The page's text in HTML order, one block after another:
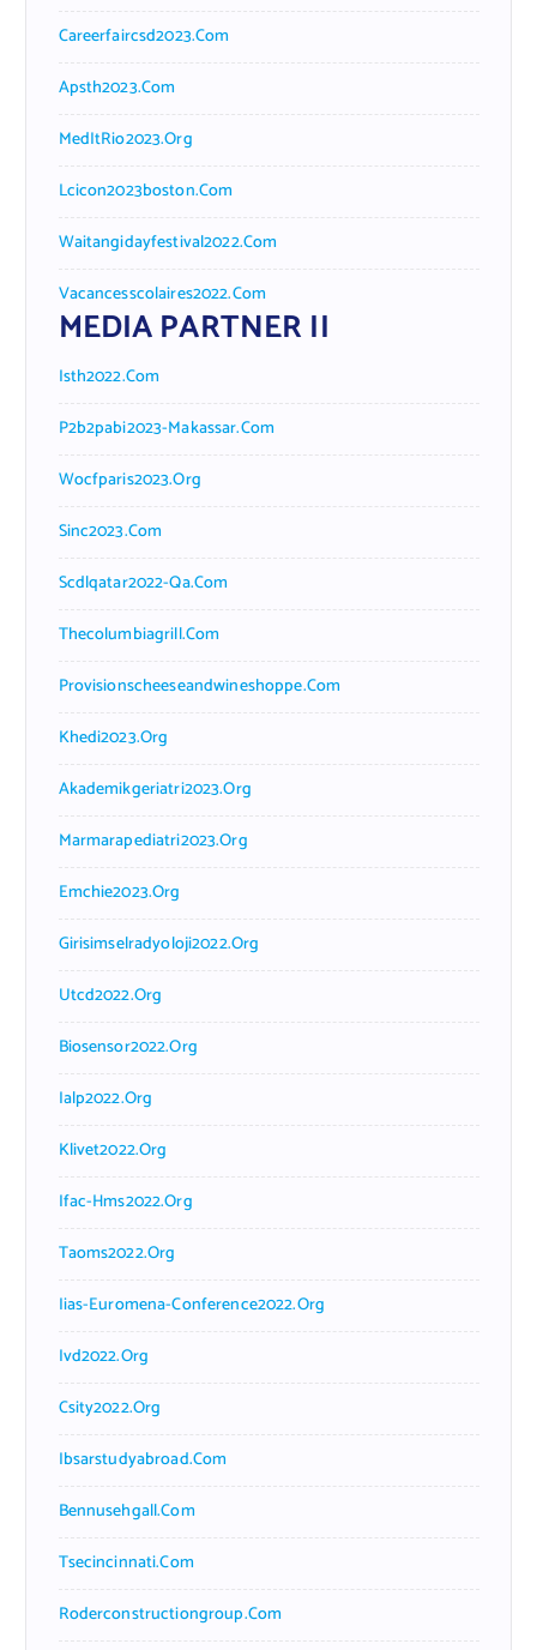
Careerfaircsd2023.com
Apsth2023.com
MedItRio2023.org
Lcicon2023boston.com
Waitangidayfestival2022.com
Vacancesscolaires2022.com
MEDIA PARTNER II
Isth2022.com
P2b2pabi2023-Makassar.com
Wocfparis2023.org
Sinc2023.com
Scdlqatar2022-Qa.com
Thecolumbiagrill.com
Provisionscheeseandwineshoppe.com
Khedi2023.org
Akademikgeriatri2023.org
Marmarapediatri2023.org
Emchie2023.org
Girisimselradyoloji2022.org
Utcd2022.org
Biosensor2022.org
Ialp2022.org
Klivet2022.org
Ifac-Hms2022.org
Taoms2022.org
Iias-Euromena-Conference2022.org
Ivd2022.org
Csity2022.org
Ibsarstudyabroad.com
Bennusehgall.com
Tsecincinnati.com
Roderconstructiongroup.com